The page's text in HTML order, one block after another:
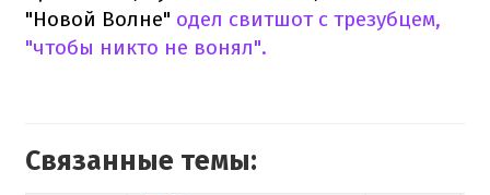
"Новой Волне" одел свитшот с трезубцем,
"чтобы никто не вонял".
Связанные темы: